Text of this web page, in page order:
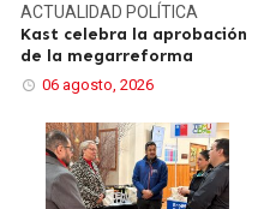
ACTUALIDAD POLÍTICA
Kast celebra la aprobación
de la megarreforma
06 agosto, 2026